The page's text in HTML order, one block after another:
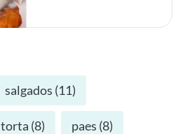
salgados (11)
torta (8) paes (8)